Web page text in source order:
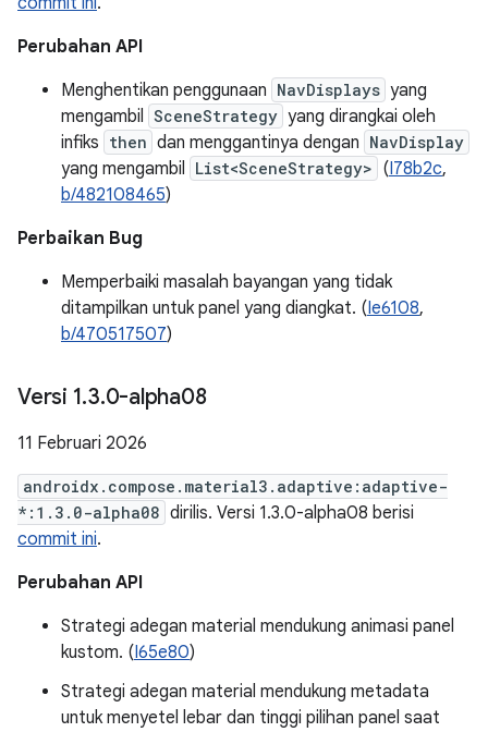
Perubahan API
Menghentikan penggunaan NavDisplays yang
mengambil SceneStrategy yang dirangkai oleh
infiks then dan menggantinya dengan NavDisplay
yang mengambil List<SceneStrategy> (I78b2c,
b/482108465)
Perbaikan Bug
Memperbaiki masalah bayangan yang tidak
ditampilkan untuk panel yang diangkat. (Ie6108,
b/470517507)
Versi 1.3.0-alpha08
11 Februari 2026
androidx.compose.material3.adaptive:adaptive-
*:1.3.0-alpha08 dirilis. Versi 1.3.0-alpha08 berisi
commit ini.
Perubahan API
Strategi adegan material mendukung animasi panel
kustom. (I65e80)
Strategi adegan material mendukung metadata
untuk menyetel lebar dan tinggi pilihan panel saat